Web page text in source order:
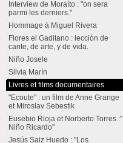
Interview de Moraíto : "on sera
parmi les derniers."
Hommage à Miguel Rivera
Flores el Gaditano : lección de
cante, de arte, y de vida.
Niño Josele
Silvia Marín
Livres et films documentaires
"Ecoute" : un film de Anne Grange
et Miroslav Sebestik
Eusebio Rioja et Norberto Torres :"
Niño Ricardo"
Jesús Saiz Huedo : "Los